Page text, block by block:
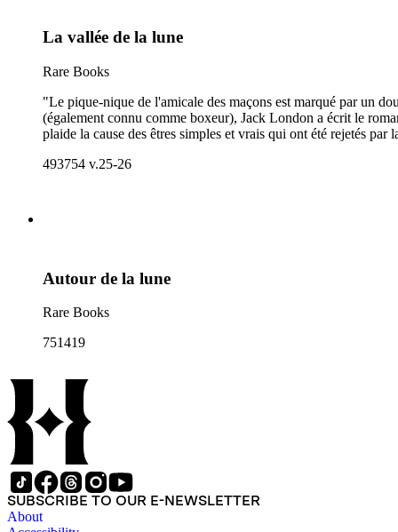
La vallée de la lune
Rare Books
"Le pique-nique de l'amicale des maçons est marqué par un
(également connu comme boxeur), Jack London a écrit le
plaide la cause des êtres simples et vrais qui ont été rejetés
493754 v.25-26
Autour de la lune
Rare Books
751419
SUBSCRIBE TO OUR E-NEWSLETTER
About